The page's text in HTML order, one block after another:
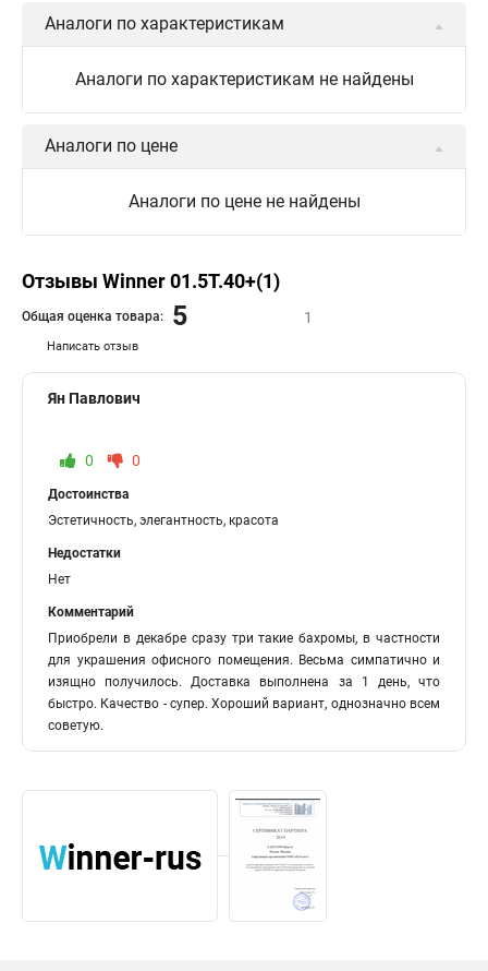
Аналоги по характеристикам
Аналоги по характеристикам не найдены
Аналоги по цене
Аналоги по цене не найдены
Отзывы Winner 01.5T.40+(1)
Написать отзыв
Общая оценка товара: 5 1
Ян Павлович
0 0
Достоинства
Эстетичность, элегантность, красота
Недостатки
Нет
Комментарий
Приобрели в декабре сразу три такие бахромы, в частности
для украшения офисного помещения. Весьма симпатично и
изящно получилось. Доставка выполнена за 1 день, что
быстро. Качество - супер. Хороший вариант, однозначно всем
советую.